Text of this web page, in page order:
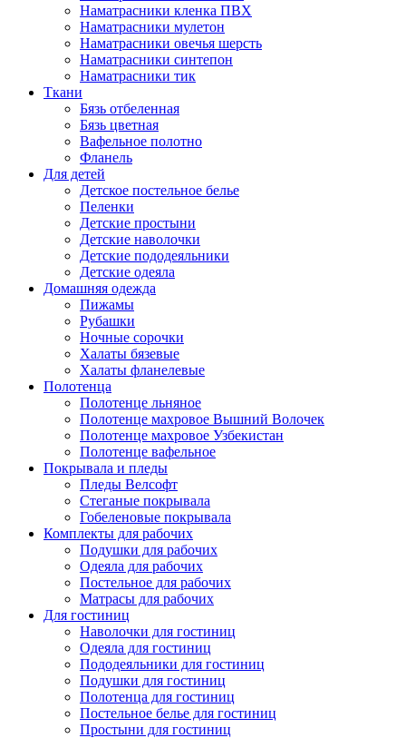
Наматрасники кленка ПВХ
Наматрасники мулетон
Наматрасники овечья шерсть
Наматрасники синтепон
Наматрасники тик
Ткани
Бязь отбеленная
Бязь цветная
Вафельное полотно
Фланель
Для детей
Детское постельное белье
Пеленки
Детские простыни
Детские наволочки
Детские пододеяльники
Детские одеяла
Домашняя одежда
Пижамы
Рубашки
Ночные сорочки
Халаты бязевые
Халаты фланелевые
Полотенца
Полотенце льняное
Полотенце махровое Вышний Волочек
Полотенце махровое Узбекистан
Полотенце вафельное
Покрывала и пледы
Пледы Велсофт
Стеганые покрывала
Гобеленовые покрывала
Комплекты для рабочих
Подушки для рабочих
Одеяла для рабочих
Постельное для рабочих
Матрасы для рабочих
Для гостиниц
Наволочки для гостиниц
Одеяла для гостиниц
Пододеяльники для гостиниц
Подушки для гостиниц
Полотенца для гостиниц
Постельное белье для гостиниц
Простыни для гостиниц